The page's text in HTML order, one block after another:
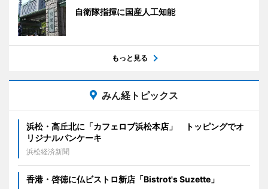
自衛隊指揮に国産人工知能
もっと見る
みん経トピックス
浜松・高丘北に「カフェロブ浜松本店」 トッピングでオ
リジナルパンケーキ
浜松経済新聞
香港・啓徳に仏ビストロ新店「Bistrot's Suzette」